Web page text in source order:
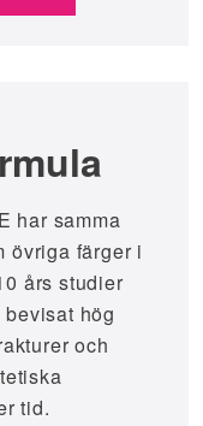
har samma
övriga färger i
års studier
hög
och
tid.